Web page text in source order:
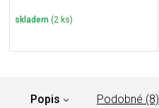
skladem (2 ks)
Popis Podobné (8)